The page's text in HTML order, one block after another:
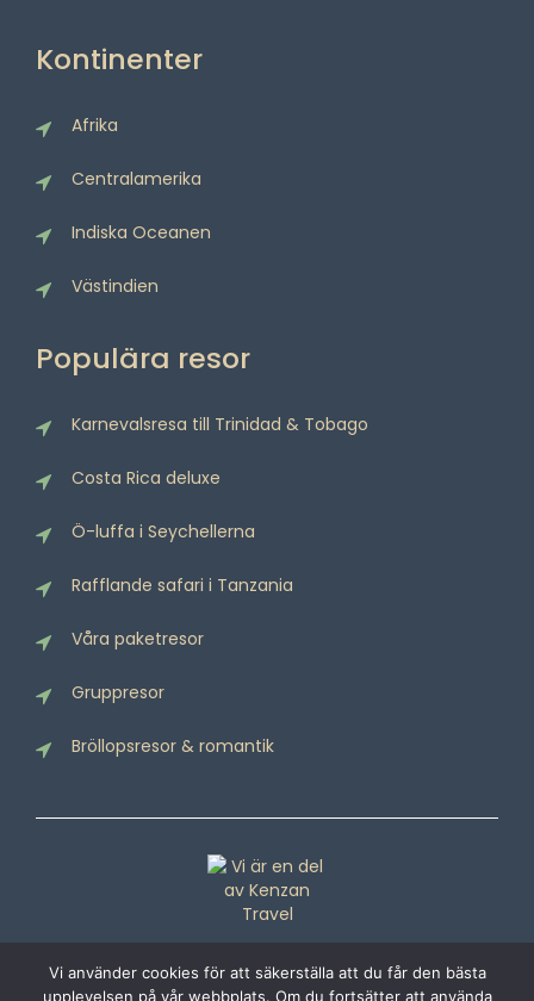
Kontinenter
Afrika
Centralamerika
Indiska Oceanen
Västindien
Populära resor
Karnevalsresa till Trinidad & Tobago
Costa Rica deluxe
Ö-luffa i Seychellerna
Rafflande safari i Tanzania
Våra paketresor
Gruppresor
Bröllopsresor & romantik
Vi använder cookies för att säkerställa att du får den bästa
upplevelsen på vår webbplats. Om du fortsätter att använda